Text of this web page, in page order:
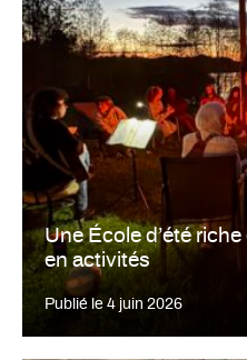
Une École d’été
en activités
Publié le 4 juin 2026